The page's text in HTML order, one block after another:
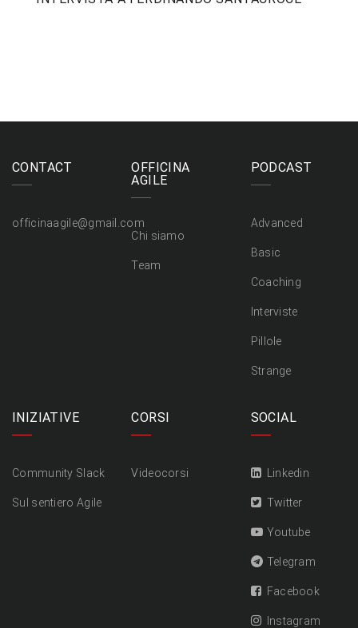
CONTACT
officinaagile@gmail.com
OFFICINA
AGILE
Chi siamo
Team
PODCAST
Advanced
Basic
Coaching
Interviste
Pillole
Strange
INIZIATIVE
Community Slack
Sul sentiero Agile
CORSI
Videocorsi
SOCIAL
Linkedin
Twitter
Youtube
Telegram
Facebook
Instagram